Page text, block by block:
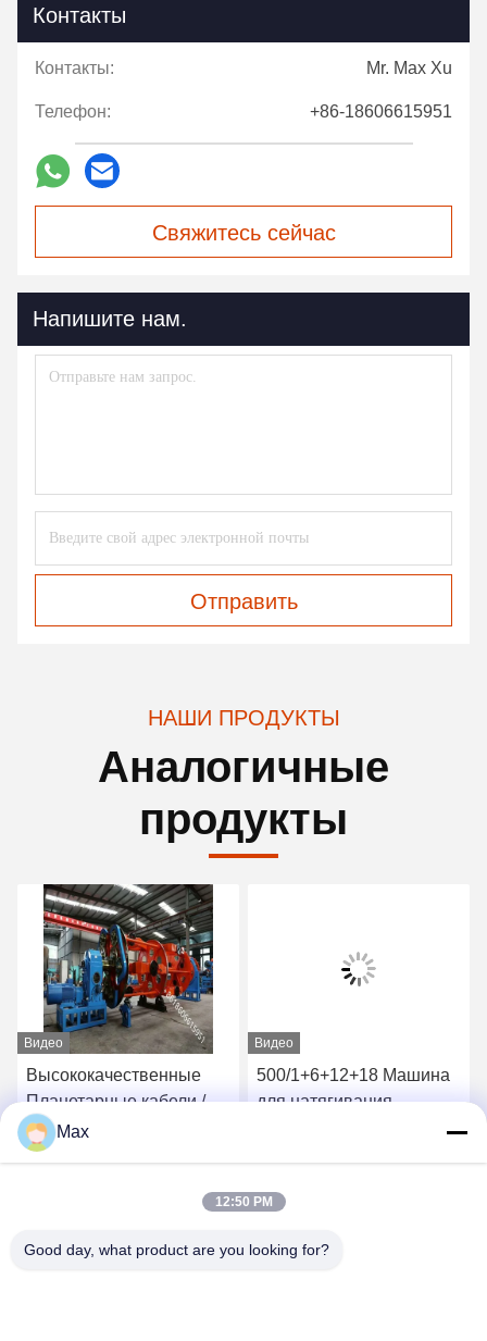
Контакты
Контакты: Mr. Max Xu
Телефон: +86-18606615951
Свяжитесь сейчас
Напишите нам.
Отправить
НАШИ ПРОДУКТЫ
Аналогичные
продукты
Видео
Высококачественные
Планетарные кабели /
Укладка машины
Производитель 1400/1+6
Видео
500/1+6+12+18 Машина
для натягивания
Напряжение
Max
12:50 PM
Good day, what product are you looking for?